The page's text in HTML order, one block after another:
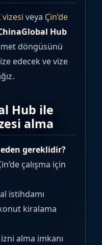
vizesi veya Çin’de
Hub
döngüsünü
edecek ve vize
Hub ile
alma
gereklidir?
çalışma için
istihdamı
kiralama
alma imkanı